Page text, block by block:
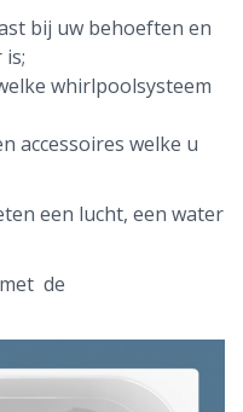
bij uw behoeften en
whirlpoolsysteem
accessoires welke u
een lucht, een water
de